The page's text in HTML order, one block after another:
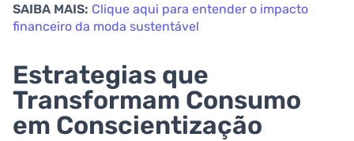
SAIBA MAIS: Clique aqui para entender o impacto
financeiro da moda sustentável
Estrategias que
Transformam Consumo
em Conscientização